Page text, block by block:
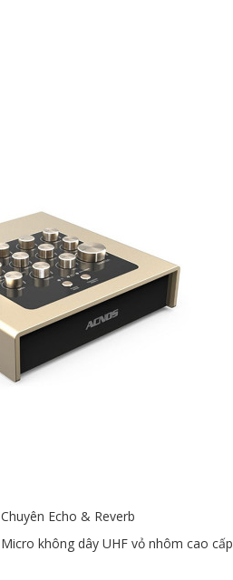
Chuyên Echo & Reverb
Micro không dây UHF vỏ nhôm cao cấp